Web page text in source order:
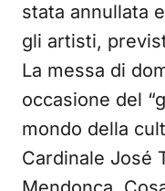
stata annullata
gli artisti,
La messa di
occasione del
mondo della
Cardinale José